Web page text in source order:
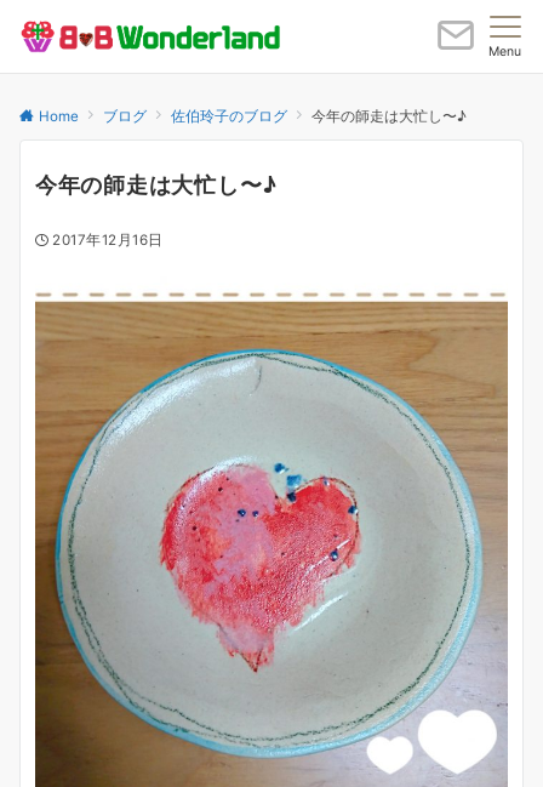
Menu
Home ブログ 佐伯玲子のブログ 今年の師走は大忙し〜♪
今年の師走は大忙し〜♪
2017年12月16日